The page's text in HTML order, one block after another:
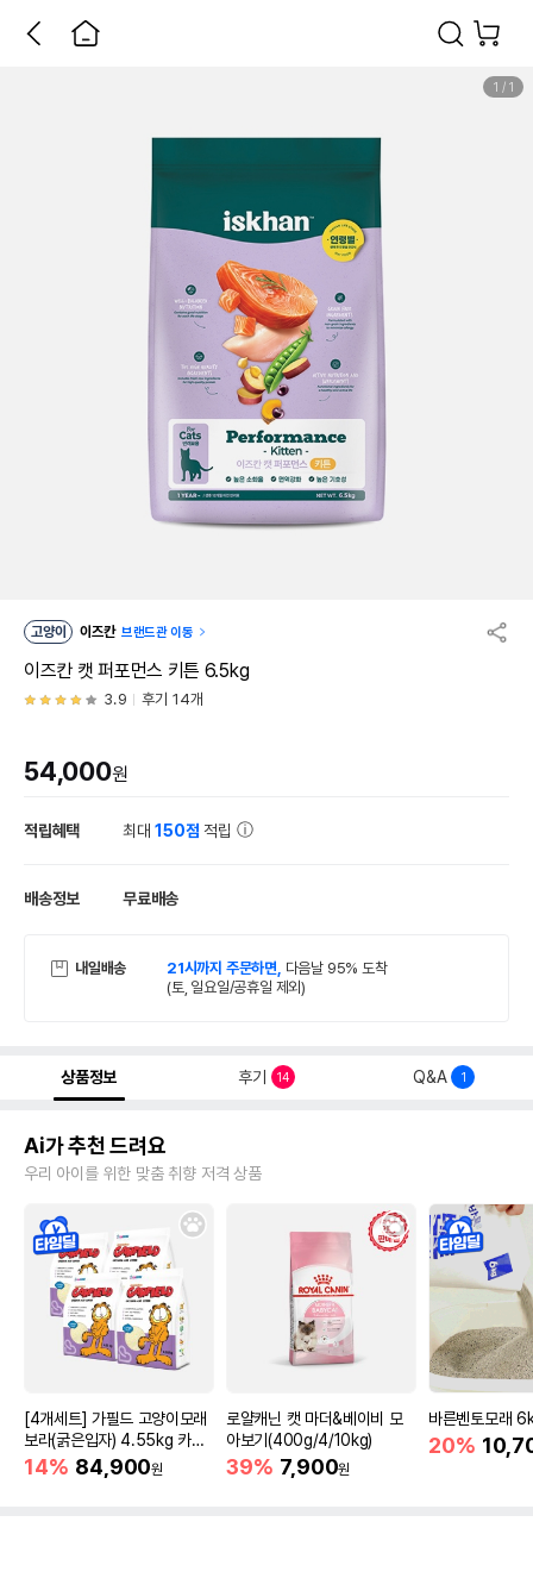
1 / 1
고양이 이즈칸 브랜드관 이동
이즈칸 캣 퍼포먼스 키튼 6.5kg
3.9 후기 14개
54,000원
적립혜택 최대150점 적립
배송정보 무료배송
내일배송 21시까지 주문하면, 다음날 95% 도착
(토, 일요일/공휴일 제외)
상품정보 후기 14 Q&A 1
Ai가 추천 드려요
우리 아이를 위한 맞춤 취향 저격 상품
[4개세트] 가필드 고양이모래
보라(굵은입자) 4.55kg 카사
바모래
14% 84,900원
로얄캐닌 캣 마더&베이비 모
아보기(400g/4/10kg)
39% 7,900원
바른벤토모래
20%